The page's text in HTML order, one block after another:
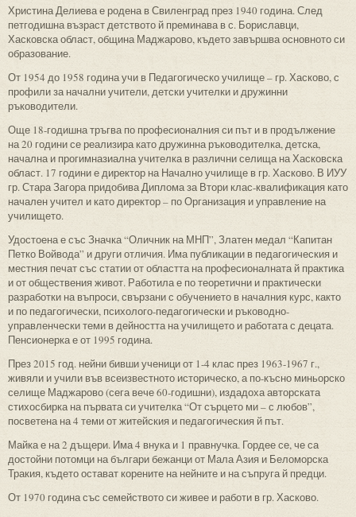
Христина Делиева е родена в Свиленград през 1940 година. След
петгодишна възраст детството й преминава в с. Бориславци,
Хасковска област, община Маджарово, където завършва основното си
образование.
От 1954 до 1958 година учи в Педагогическо училище – гр. Хасково, с
профили за начални учители, детски учителки и дружинни
ръководители.
Още 18-годишна тръгва по професионалния си път и в продължение
на 20 години се реализира като дружинна ръководителка, детска,
начална и прогимназиална учителка в различни селища на Хасковска
област. 17 години е директор на Начално училище в гр. Хасково. В ИУУ
гр. Стара Загора придобива Диплома за Втори клас-квалификация като
начален учител и като директор – по Организация и управление на
училището.
Удостоена е със Значка “Оличник на МНП”, Златен медал “Капитан
Петко Войвода” и други отличия. Има публикации в педагогическия и
местния печат със статии от областта на професионалната й практика
и от обществения живот. Работила е по теоретични и практически
разработки на въпроси, свързани с обучението в началния курс, както
и по педагогически, психолого-педагогически и ръководно-
управленчески теми в дейността на училището и работата с децата.
Пенсионерка е от 1995 година.
През 2015 год. нейни бивши ученици от 1-4 клас през 1963-1967 г.,
живяли и учили във всеизвестното историческо, а по-късно миньорско
селище Маджарово (сега вече 60-годишни), издадоха авторската
стихосбирка на първата си учителка “От сърцето ми – с любов”,
посветена на 4 теми от житейския и педагогическия й път.
Майка е на 2 дъщери. Има 4 внука и 1 правнучка. Гордее се, че са
достойни потомци на българи бежанци от Мала Азия и Беломорска
Тракия, където остават корените на нейните и на съпруга й предци.
От 1970 година със семейството си живее и работи в гр. Хасково.